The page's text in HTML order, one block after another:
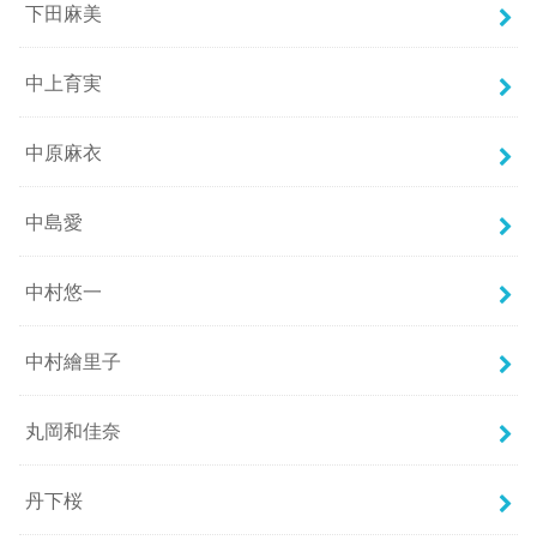
下田麻美
中上育実
中原麻衣
中島愛
中村悠一
中村繪里子
丸岡和佳奈
丹下桜